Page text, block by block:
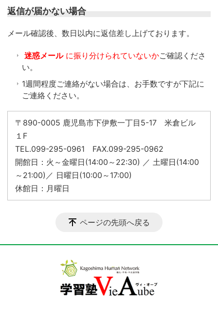
返信が届かない場合
​メール確認後、数日以内に返信差し上げております。
迷惑メール に振り分けられていないかご確認くださ
い。
1週間程度ご連絡がない場合は、お手数ですが下記に
ご連絡ください。
〒890-0005 鹿児島市下伊敷一丁目5-17 米倉ビル
１F
TEL.099-295-0961 FAX.099-295-0962
開館日：火～金曜日(14:00～22:30) ／ 土曜日(14:00
～21:00)／ 日曜日(10:00～17:00)
休館日：月曜日
ページの先頭へ戻る